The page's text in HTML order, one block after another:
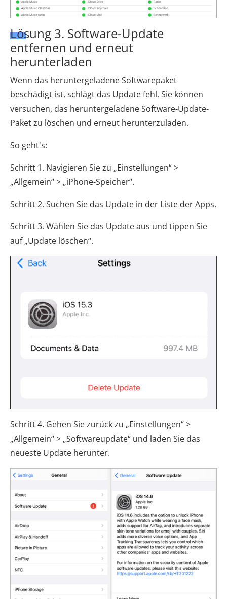
Lösung 3. Software-Update
entfernen und erneut
herunterladen
Wenn das heruntergeladene Softwarepaket
beschädigt ist, schlägt das Update fehl. Sie können
versuchen, das heruntergeladene Software-Update-
Paket zu löschen und erneut herunterzuladen.
So geht's:
Schritt 1. Navigieren Sie zu „Einstellungen“ >
„Allgemein“ > „iPhone-Speicher“.
Schritt 2. Suchen Sie das Update in der Liste der Apps.
Schritt 3. Wählen Sie das Update aus und tippen Sie
auf „Update löschen“.
Schritt 4. Gehen Sie zurück zu „Einstellungen“ >
„Allgemein“ > „Softwareupdate“ und laden Sie das
neueste Update herunter.